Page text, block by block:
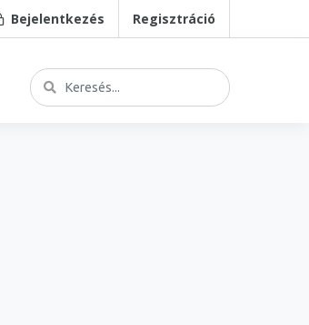
Bejelentkezés Regisztráció